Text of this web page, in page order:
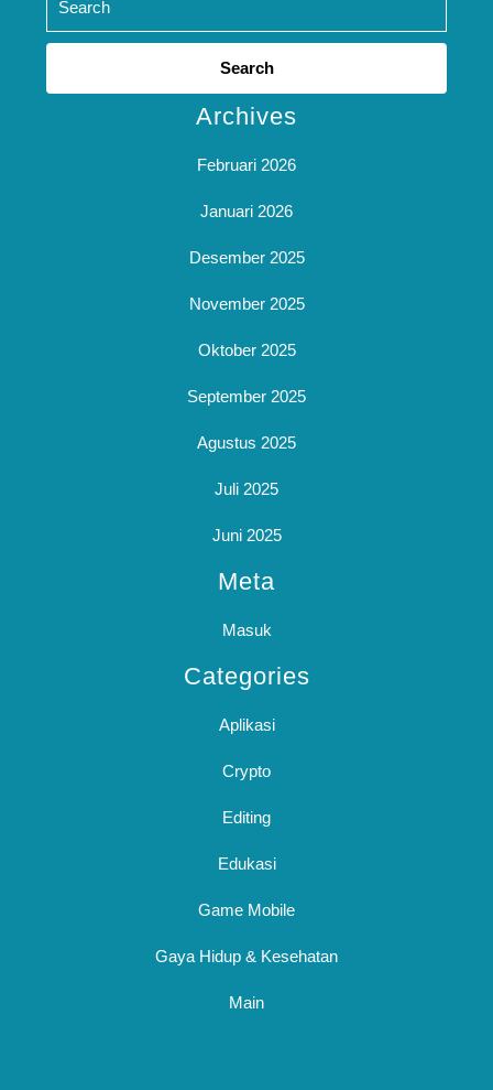
Search
Archives
Februari 2026
Januari 2026
Desember 2025
November 2025
Oktober 2025
September 2025
Agustus 2025
Juli 2025
Juni 2025
Meta
Masuk
Categories
Aplikasi
Crypto
Editing
Edukasi
Game Mobile
Gaya Hidup & Kesehatan
Main